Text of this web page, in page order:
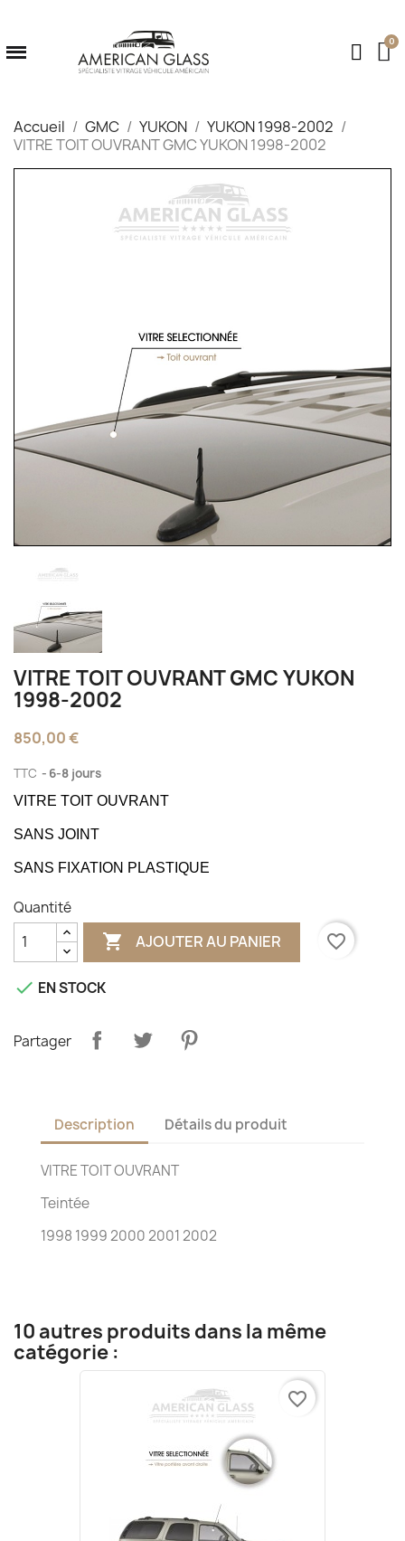
Accueil GMC YUKON
YUKON 1998-2002
VITRE TOIT OUVRANT GMC YUKON 1998-2002
VITRE TOIT OUVRANT GMC YUKON
1998-2002
850,00 €
TTC 6-8 jours
VITRE TOIT OUVRANT
SANS JOINT
SANS FIXATION PLASTIQUE
Quantité
 AJOUTER AU PANIER favorite_border
 EN STOCK
Partager
Description Détails du produit
VITRE TOIT OUVRANT
Teintée
1998 1999 2000 2001 2002
10 autres produits dans la même
catégorie :
favorite_border